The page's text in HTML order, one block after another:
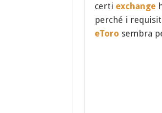
certi exchange
perché i
eToro sembra